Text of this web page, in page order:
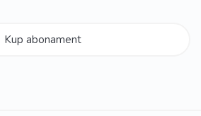
Kup abonament